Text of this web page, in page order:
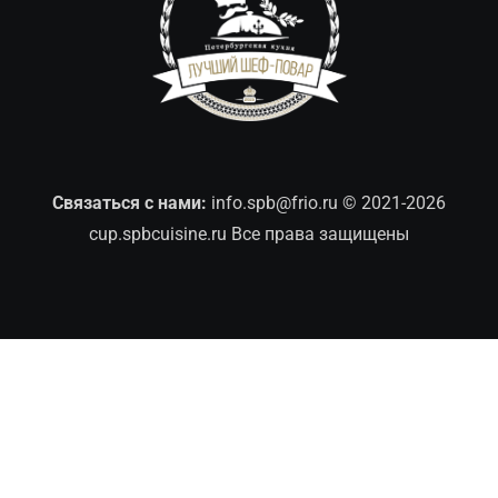
Связаться с нами: info.spb@frio.ru © 2021-2026
cup.spbcuisine.ru Все права защищены